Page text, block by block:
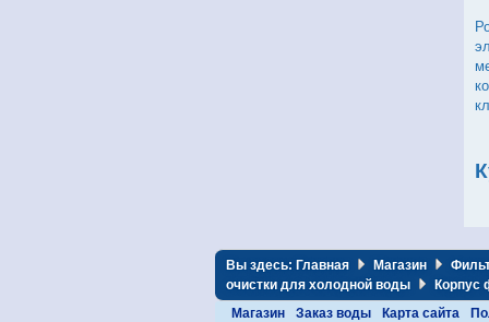
Вы здесь: Главная Магазин
очистки для холодной воды
Корпус
Магазин
Заказ воды Карта сайта